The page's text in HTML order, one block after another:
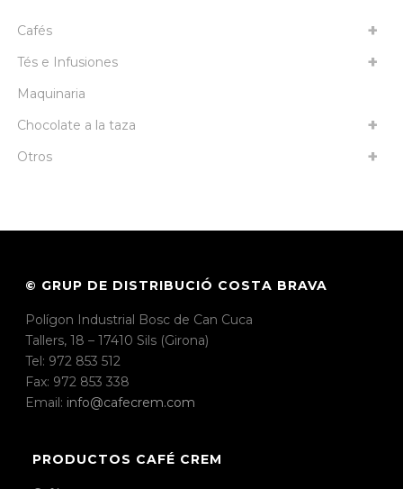
Cafés
Tés e Infusiones
Maquinaria
Chocolate a la taza
Otros
© GRUP DE DISTRIBUCIÓ COSTA BRAVA
Polígon Industrial Bosc de Can Cuca
Tallers, 18 – 17410 Sils (Girona)
Tel: 972 853 512
Fax: 972 853 338
Email: info@cafecrem.com
PRODUCTOS CAFÉ CREM